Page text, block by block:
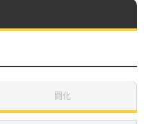
闘化